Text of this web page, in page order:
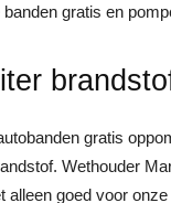
gratis en
gratis
Wethouder
goed voor